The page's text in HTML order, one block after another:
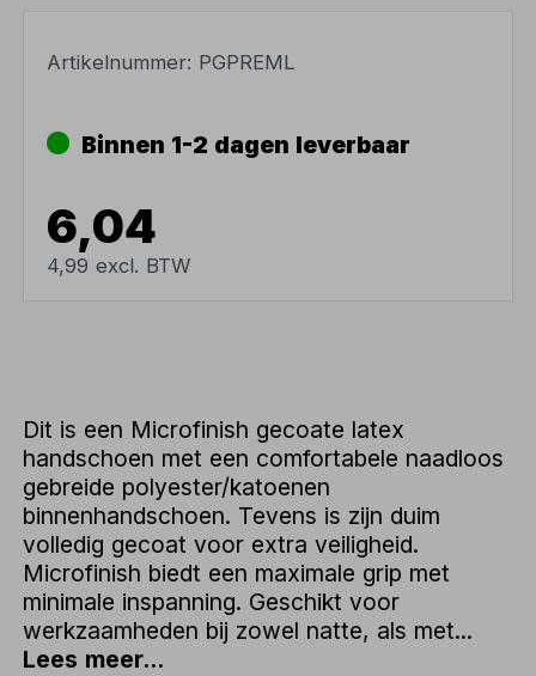
Artikelnummer: PGPREML
Binnen 1-2 dagen leverbaar
6,04
4,99 excl. BTW
Dit is een Microfinish gecoate latex
handschoen met een comfortabele naadloos
gebreide polyester/katoenen
binnenhandschoen. Tevens is zijn duim
volledig gecoat voor extra veiligheid.
Microfinish biedt een maximale grip met
minimale inspanning. Geschikt voor
werkzaamheden bij zowel natte, als met...
Lees meer...